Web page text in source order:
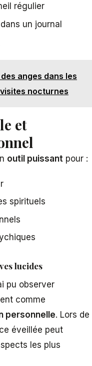
régulier
un journal
anges dans les
nocturnes
et
outil puissant pour :
spirituels
lucides
pu observer
comme
personnelle. Lors de
éveillée peut
les plus